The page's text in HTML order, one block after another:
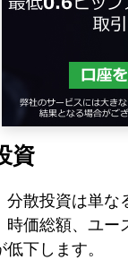
資
散投資は単
価総額、ユ
下します。